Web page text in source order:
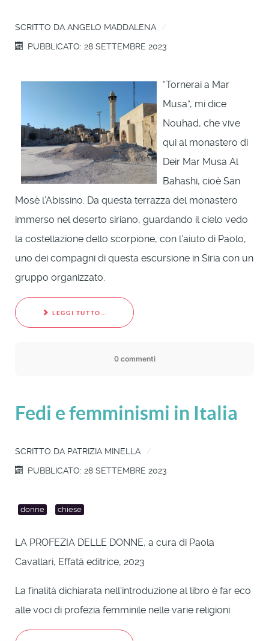
SCRITTO DA ANGELO MADDALENA
PUBBLICATO: 28 SETTEMBRE 2023
“Tornerai a Mar
Musa”, mi dice
Nouhad, che vive
qui al monastero di
Deir Mar Musa Al
Bahashi, cioè San
Mosè l’Abissino. Da questa terrazza del monastero
immerso nel deserto siriano, guardando il cielo vedo
la costellazione dello scorpione, con l’aiuto di Paolo,
uno dei compagni di questa escursione in Siria con un
gruppo organizzato.
LEGGI TUTTO...
0 commenti
Fedi e femminismi in Italia
SCRITTO DA PATRIZIA MINELLA
PUBBLICATO: 28 SETTEMBRE 2023
donne chiese
LA PROFEZIA DELLE DONNE, a cura di Paola
Cavallari, Effatà editrice, 2023
La finalità dichiarata nell'introduzione al libro è far eco
alle voci di profezia femminile nelle varie religioni.